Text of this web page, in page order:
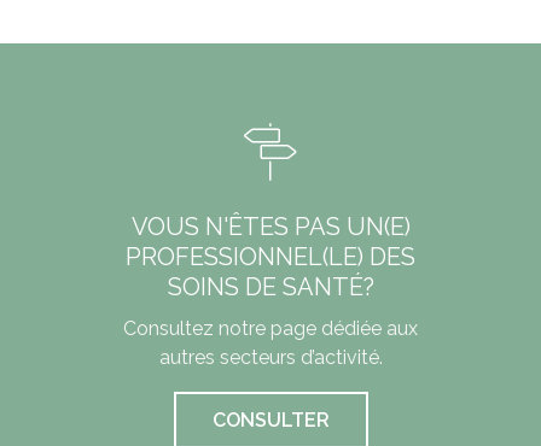
VOUS N'ÊTES PAS UN(E)
PROFESSIONNEL(LE) DES
SOINS DE SANTÉ?
Consultez notre page dédiée aux
autres secteurs d’activité.
CONSULTER